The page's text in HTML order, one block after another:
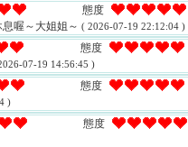
態度
喔～大姐姐～ ( 2026-07-19 22:12:04 )
態度
07-19 14:56:45 )
態度
)
態度